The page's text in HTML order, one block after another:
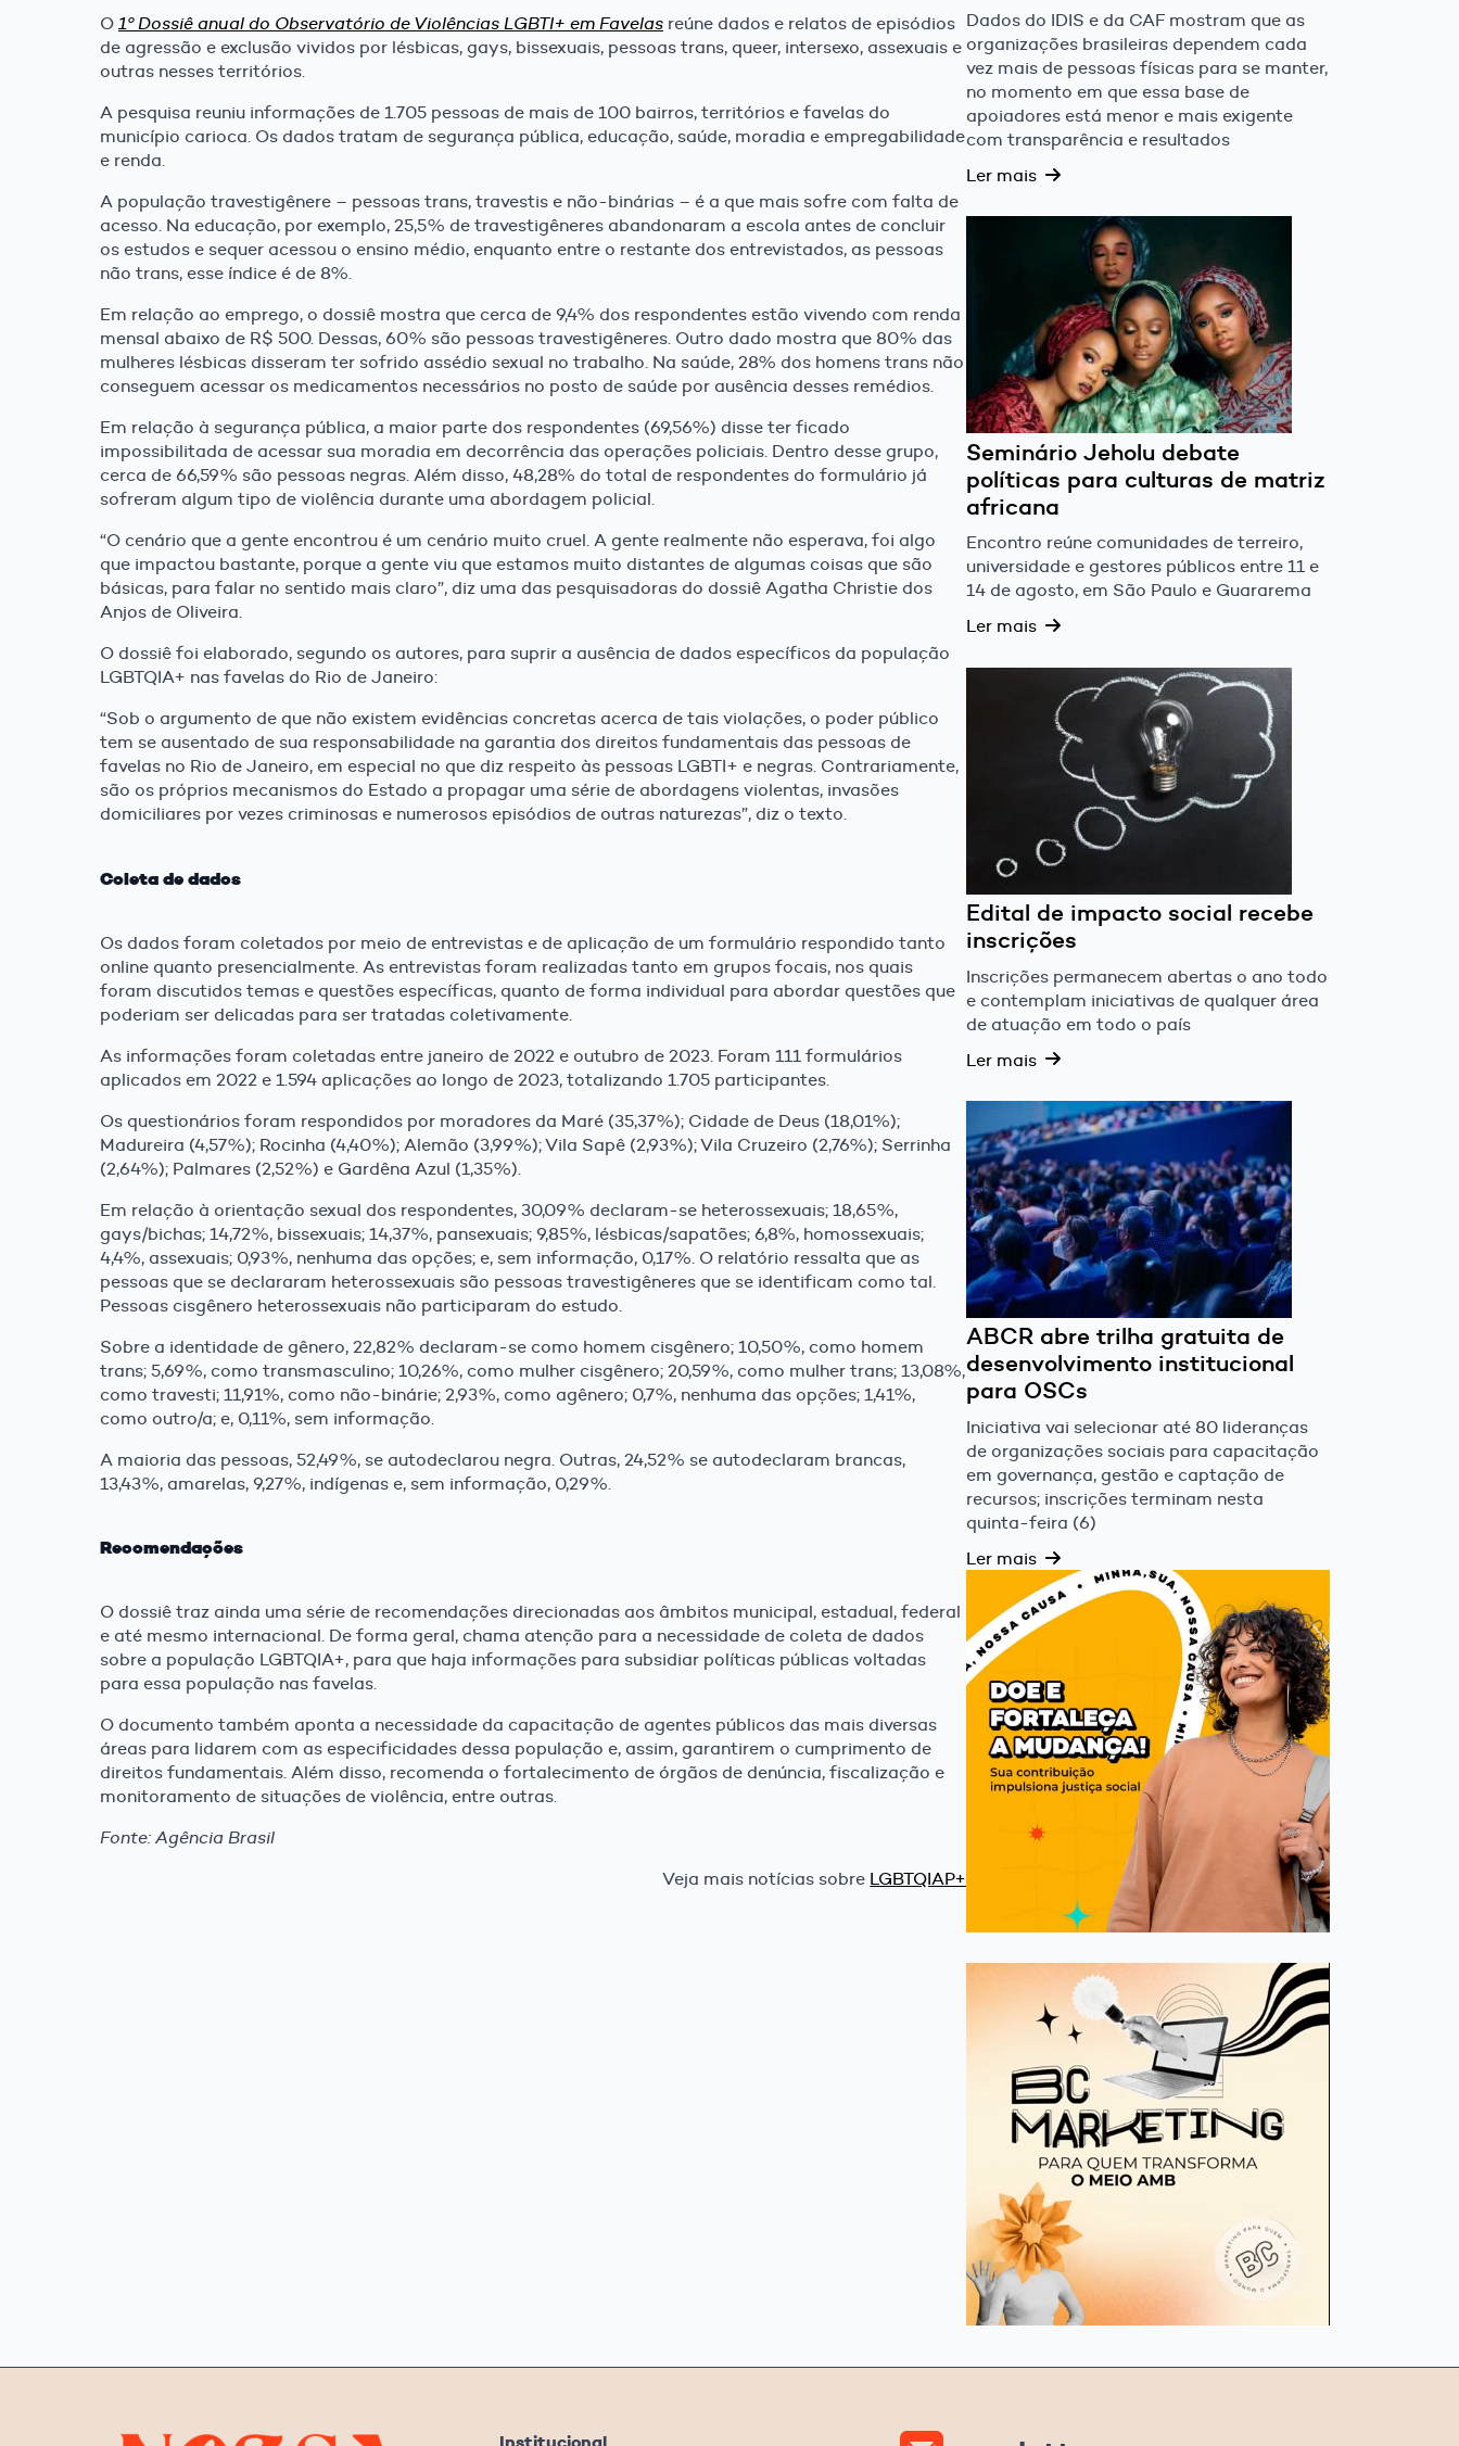
O 1º Dossiê anual do Observatório de Violências LGBTI+ em Favelas reúne dados e relatos de episódios
de agressão e exclusão vividos por lésbicas, gays, bissexuais, pessoas trans, queer, intersexo, assexuais e
outras nesses territórios.
A pesquisa reuniu informações de 1.705 pessoas de mais de 100 bairros, territórios e favelas do
município carioca. Os dados tratam de segurança pública, educação, saúde, moradia e empregabilidade
e renda.
A população travestigênere – pessoas trans, travestis e não-binárias – é a que mais sofre com falta de
acesso. Na educação, por exemplo, 25,5% de travestigêneres abandonaram a escola antes de concluir
os estudos e sequer acessou o ensino médio, enquanto entre o restante dos entrevistados, as pessoas
não trans, esse índice é de 8%.
Em relação ao emprego, o dossiê mostra que cerca de 9,4% dos respondentes estão vivendo com renda
mensal abaixo de R$ 500. Dessas, 60% são pessoas travestigêneres. Outro dado mostra que 80% das
mulheres lésbicas disseram ter sofrido assédio sexual no trabalho. Na saúde, 28% dos homens trans não
conseguem acessar os medicamentos necessários no posto de saúde por ausência desses remédios.
Em relação à segurança pública, a maior parte dos respondentes (69,56%) disse ter ficado
impossibilitada de acessar sua moradia em decorrência das operações policiais. Dentro desse grupo,
cerca de 66,59% são pessoas negras. Além disso, 48,28% do total de respondentes do formulário já
sofreram algum tipo de violência durante uma abordagem policial.
“O cenário que a gente encontrou é um cenário muito cruel. A gente realmente não esperava, foi algo
que impactou bastante, porque a gente viu que estamos muito distantes de algumas coisas que são
básicas, para falar no sentido mais claro”, diz uma das pesquisadoras do dossiê Agatha Christie dos
Anjos de Oliveira.
O dossiê foi elaborado, segundo os autores, para suprir a ausência de dados específicos da população
LGBTQIA+ nas favelas do Rio de Janeiro:
“Sob o argumento de que não existem evidências concretas acerca de tais violações, o poder público
tem se ausentado de sua responsabilidade na garantia dos direitos fundamentais das pessoas de
favelas no Rio de Janeiro, em especial no que diz respeito às pessoas LGBTI+ e negras. Contrariamente,
são os próprios mecanismos do Estado a propagar uma série de abordagens violentas, invasões
domiciliares por vezes criminosas e numerosos episódios de outras naturezas”, diz o texto.
Coleta de dados
Os dados foram coletados por meio de entrevistas e de aplicação de um formulário respondido tanto
online quanto presencialmente. As entrevistas foram realizadas tanto em grupos focais, nos quais
foram discutidos temas e questões específicas, quanto de forma individual para abordar questões que
poderiam ser delicadas para ser tratadas coletivamente.
As informações foram coletadas entre janeiro de 2022 e outubro de 2023. Foram 111 formulários
aplicados em 2022 e 1.594 aplicações ao longo de 2023, totalizando 1.705 participantes.
Os questionários foram respondidos por moradores da Maré (35,37%); Cidade de Deus (18,01%);
Madureira (4,57%); Rocinha (4,40%); Alemão (3,99%); Vila Sapê (2,93%); Vila Cruzeiro (2,76%); Serrinha
(2,64%); Palmares (2,52%) e Gardêna Azul (1,35%).
Em relação à orientação sexual dos respondentes, 30,09% declaram-se heterossexuais; 18,65%,
gays/bichas; 14,72%, bissexuais; 14,37%, pansexuais; 9,85%, lésbicas/sapatões; 6,8%, homossexuais;
4,4%, assexuais; 0,93%, nenhuma das opções; e, sem informação, 0,17%. O relatório ressalta que as
pessoas que se declararam heterossexuais são pessoas travestigêneres que se identificam como tal.
Pessoas cisgênero heterossexuais não participaram do estudo.
Sobre a identidade de gênero, 22,82% declaram-se como homem cisgênero; 10,50%, como homem
trans; 5,69%, como transmasculino; 10,26%, como mulher cisgênero; 20,59%, como mulher trans; 13,08%,
como travesti; 11,91%, como não-binárie; 2,93%, como agênero; 0,7%, nenhuma das opções; 1,41%,
como outro/a; e, 0,11%, sem informação.
A maioria das pessoas, 52,49%, se autodeclarou negra. Outras, 24,52% se autodeclaram brancas,
13,43%, amarelas, 9,27%, indígenas e, sem informação, 0,29%.
Recomendações
O dossiê traz ainda uma série de recomendações direcionadas aos âmbitos municipal, estadual, federal
e até mesmo internacional. De forma geral, chama atenção para a necessidade de coleta de dados
sobre a população LGBTQIA+, para que haja informações para subsidiar políticas públicas voltadas
para essa população nas favelas.
O documento também aponta a necessidade da capacitação de agentes públicos das mais diversas
áreas para lidarem com as especificidades dessa população e, assim, garantirem o cumprimento de
direitos fundamentais. Além disso, recomenda o fortalecimento de órgãos de denúncia, fiscalização e
monitoramento de situações de violência, entre outras.
Fonte: Agência Brasil
Veja mais notícias sobre LGBTQIAP+
Dados do IDIS e da CAF mostram que as
organizações brasileiras dependem cada
vez mais de pessoas físicas para se manter,
no momento em que essa base de
apoiadores está menor e mais exigente
com transparência e resultados
Ler mais
Seminário Jeholu debate
políticas para culturas de matriz
africana
Encontro reúne comunidades de terreiro,
universidade e gestores públicos entre 11 e
14 de agosto, em São Paulo e Guararema
Ler mais
Edital de impacto social recebe
inscrições
Inscrições permanecem abertas o ano todo
e contemplam iniciativas de qualquer área
de atuação em todo o país
Ler mais
ABCR abre trilha gratuita de
desenvolvimento institucional
para OSCs
Iniciativa vai selecionar até 80 lideranças
de organizações sociais para capacitação
em governança, gestão e captação de
recursos; inscrições terminam nesta
quinta-feira (6)
Ler mais